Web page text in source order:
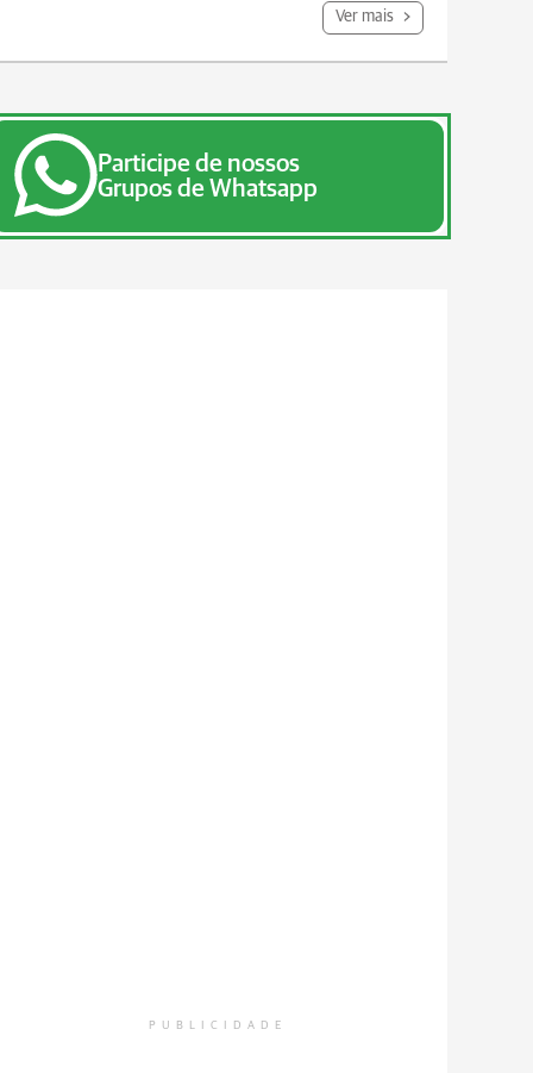
Ver mais
Participe de nossos
Grupos de Whatsapp
PUBLICIDADE